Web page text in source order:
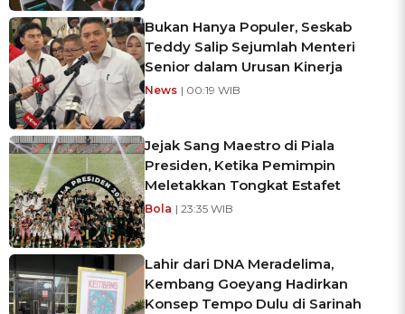
Bukan Hanya Populer, Seskab
Teddy Salip Sejumlah Menteri
Senior dalam Urusan Kinerja
News | 00:19 WIB
Jejak Sang Maestro di Piala
Presiden, Ketika Pemimpin
Meletakkan Tongkat Estafet
Bola | 23:35 WIB
Lahir dari DNA Meradelima,
Kembang Goeyang Hadirkan
Konsep Tempo Dulu di Sarinah